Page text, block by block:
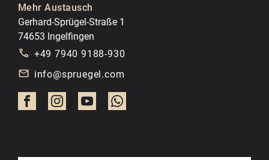
Mehr Austausch
Gerhard-Sprügel-Straße 1
74653 Ingelfingen
+49 7940 9188-930
info@spruegel.com